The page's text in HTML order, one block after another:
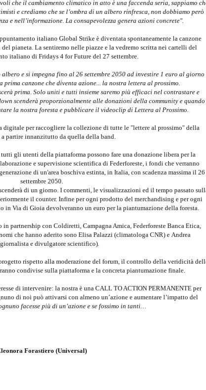
che il cambiamento climatico in atto è una faccenda seria, sappiamo
e crediamo che se l’ombra di un albero rinfresca, non dobbiamo però
e nell’informazione. La consapevolezza genera azioni concrete".
italiano Global Strike è diventata spontaneamente la canzone
pianeta. La sentiremo nelle piazze e la vedremo scritta nei cartelli del
italiano di Fridays 4 for Future del 27 settembre.
e si impegna fino al 26 settembre 2050 ad investire 1 euro al giorno
prima canzone che diventa azione... la nostra lettera al prossimo.
prima. Solo uniti e tutti insieme saremo più efficaci nel contrastare e
scenderà proporzionalmente alle donazioni della community e quando
la nostra foresta e pubblicare il videoclip di Lettera al Prossimo.
digitale per raccogliere la collezione di tutte le "lettere al prossimo" della
partire innanzitutto da quella della band.
gli utenti della piattaforma possono fare una donazione libera per la
e supervisione scientifica di Federforeste, i fondi che verranno
di un'area boschiva estinta, in Italia, con scadenza massima il 26
settembre 2050.
di un giorno. I commenti, le visualizzazioni ed il tempo passato
il counter. Infine per ogni prodotto del merchandising e per ogni
Via di Gioia devolveranno un euro per la piantumazione della foresta.
partnership con Coldiretti, Campagna Amica, Federforeste Banca Etica,
che hanno aderito sono Elisa Palazzi (climatologa CNR) e Andrea
e divulgatore scientifico).
rispetto alla moderazione del forum, il controllo della veridicità
condivise sulla piattaforma e la concreta piantumazione finale.
di intervenire: la nostra è una CALL TO ACTION PERMANENTE per
di noi può attivarsi con almeno un’azione e aumentare l’impatto del
facesse più di un’azione e se fossimo in tanti…
Forastiero (Universal)